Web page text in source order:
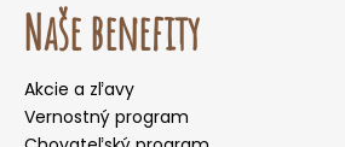
Naše benefity
Akcie a zľavy
Vernostný program